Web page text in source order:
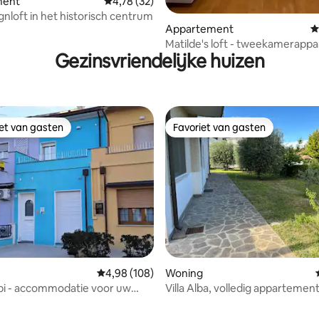
van 4,9 uit 5, 129 recensies
in het historisch centrum
Appartement
Matilde's loft -
op een steenworp afstand van
Gezinsvriendelijke huizen
van gasten
van gasten
Gemiddelde beoordeling van 4,98 uit 5, 108
4,98 (108)
- accommodatie voor uw
Favoriet van gasten
Favoriet van gasten
Woning
Villa Alba, volledig appartement